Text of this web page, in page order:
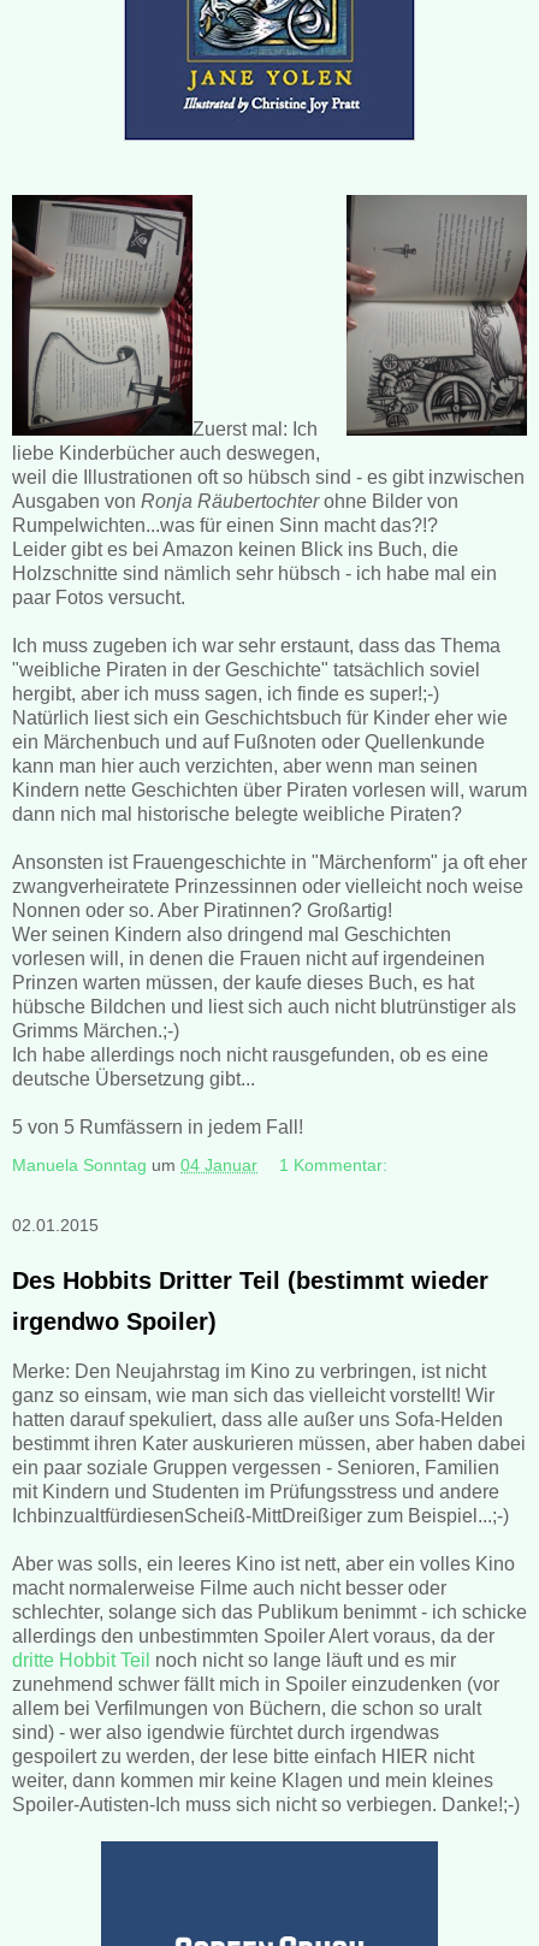
Zuerst mal: Ich
liebe Kinderbücher auch deswegen,
weil die Illustrationen oft so hübsch sind - es gibt inzwischen
Ausgaben von Ronja Räubertochterohne Bilder von
Rumpelwichten...was für einen Sinn macht das?!?
Leider gibt es bei Amazon keinen Blick ins Buch, die
Holzschnitte sind nämlich sehr hübsch - ich habe mal ein
paar Fotos versucht.
Ich muss zugeben ich war sehr erstaunt, dass das Thema
"weibliche Piraten in der Geschichte" tatsächlich soviel
hergibt, aber ich muss sagen, ich finde es super!;-)
Natürlich liest sich ein Geschichtsbuch für Kinder eher wie
ein Märchenbuch und auf Fußnoten oder Quellenkunde
kann man hier auch verzichten, aber wenn man seinen
Kindern nette Geschichten über Piraten vorlesen will, warum
dann nich mal historische belegte weibliche Piraten?
Ansonsten ist Frauengeschichte in "Märchenform" ja oft eher
zwangverheiratete Prinzessinnen oder vielleicht noch weise
Nonnen oder so. Aber Piratinnen? Großartig!
Wer seinen Kindern also dringend mal Geschichten
vorlesen will, in denen die Frauen nicht auf irgendeinen
Prinzen warten müssen, der kaufe dieses Buch, es hat
hübsche Bildchen und liest sich auch nicht blutrünstiger als
Grimms Märchen.;-)
Ich habe allerdings noch nicht rausgefunden, ob es eine
deutsche Übersetzung gibt...
5 von 5 Rumfässern in jedem Fall!
Manuela Sonntag um 04 Januar 1 Kommentar:
02.01.2015
Des Hobbits Dritter Teil (bestimmt wieder
irgendwo Spoiler)
Merke: Den Neujahrstag im Kino zu verbringen, ist nicht
ganz so einsam, wie man sich das vielleicht vorstellt! Wir
hatten darauf spekuliert, dass alle außer uns Sofa-Helden
bestimmt ihren Kater auskurieren müssen, aber haben dabei
ein paar soziale Gruppen vergessen - Senioren, Familien
mit Kindern und Studenten im Prüfungsstress und andere
IchbinzualtfürdiesenScheiß-MittDreißiger zum Beispiel...;-)
Aber was solls, ein leeres Kino ist nett, aber ein volles Kino
macht normalerweise Filme auch nicht besser oder
schlechter, solange sich das Publikum benimmt - ich schicke
allerdings den unbestimmten Spoiler Alert voraus, da der
dritte Hobbit Teil noch nicht so lange läuft und es mir
zunehmend schwer fällt mich in Spoiler einzudenken (vor
allem bei Verfilmungen von Büchern, die schon so uralt
sind) - wer also igendwie fürchtet durch irgendwas
gespoilert zu werden, der lese bitte einfach HIER nicht
weiter, dann kommen mir keine Klagen und mein kleines
Spoiler-Autisten-Ich muss sich nicht so verbiegen. Danke!;-)